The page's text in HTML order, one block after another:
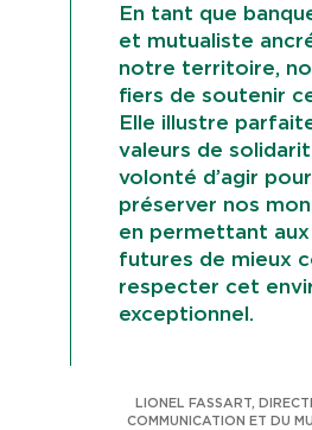
En tant que
et mutualiste
notre territoire,
fiers de soutenir
Elle illustre
valeurs de
volonté d’agir
préserver nos
en permettant
futures de mieux
respecter cet
exceptionnel.
LIONEL FASSART,
COMMUNICATION ET DU